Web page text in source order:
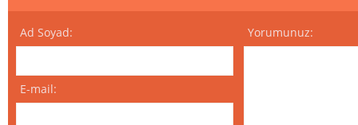
Ad Soyad:
E-mail:
Yorumunuz: